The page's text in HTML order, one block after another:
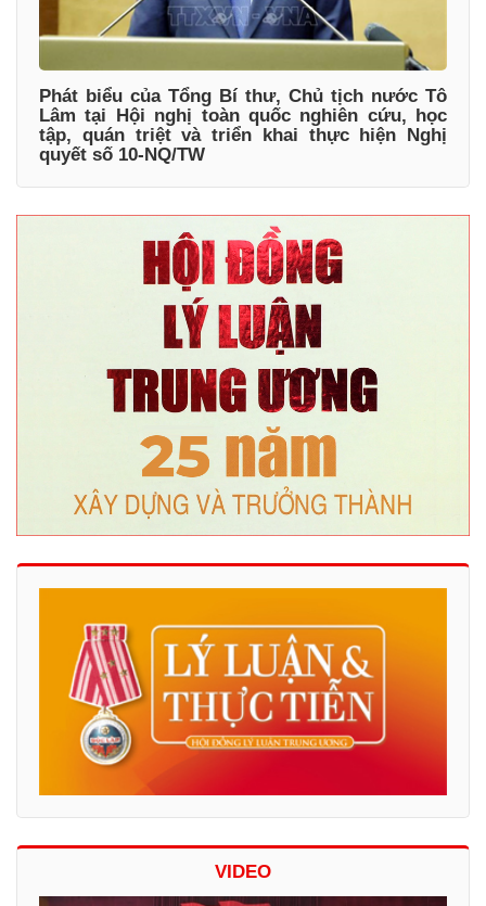
Phát biểu của Tổng Bí thư, Chủ tịch nước Tô
Lâm tại Hội nghị toàn quốc nghiên cứu, học
tập, quán triệt và triển khai thực hiện Nghị
quyết số 10-NQ/TW
VIDEO